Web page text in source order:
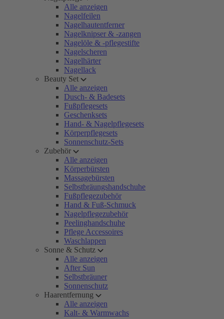
Alle anzeigen
Nagelfeilen
Nagelhautentferner
Nagelknipser & -zangen
Nagelöle & -pflegestifte
Nagelscheren
Nagelhärter
Nagellack
Beauty Set
Alle anzeigen
Dusch- & Badesets
Fußpflegesets
Geschenksets
Hand- & Nagelpflegesets
Körperpflegesets
Sonnenschutz-Sets
Zubehör
Alle anzeigen
Körperbürsten
Massagebürsten
Selbstbräungshandschuhe
Fußpflegezubehör
Hand & Fuß-Schmuck
Nagelpflegezubehör
Peelinghandschuhe
Pflege Accessoires
Waschlappen
Sonne & Schutz
Alle anzeigen
After Sun
Selbstbräuner
Sonnenschutz
Haarentfernung
Alle anzeigen
Kalt- & Warmwachs